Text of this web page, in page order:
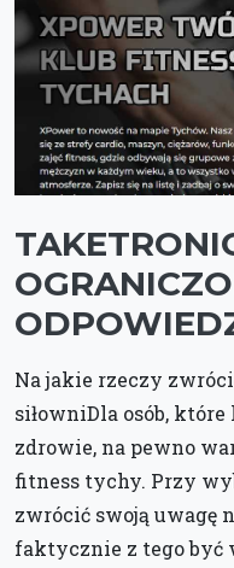
Na jakie rzeczy
siłowniDla osób,
zdrowie, na pewno
fitness tychy. Przy
zwrócić swoją uwagę
faktycznie z tego być